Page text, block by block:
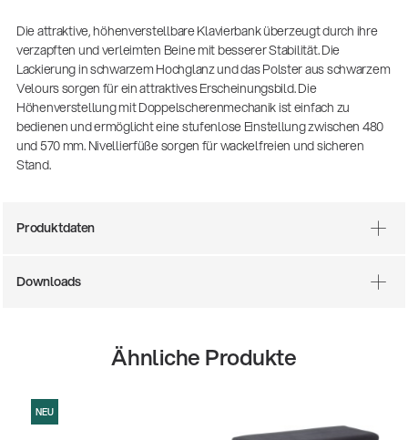
14766-000-55
Die attraktive, höhenverstellbare Klavierbank überzeugt durch ihre
verzapften und verleimten Beine mit besserer Stabilität. Die
Lackierung in schwarzem Hochglanz und das Polster aus schwarzem
Velours sorgen für ein attraktives Erscheinungsbild. Die
Höhenverstellung mit Doppelscherenmechanik ist einfach zu
bedienen und ermöglicht eine stufenlose Einstellung zwischen 480
und 570 mm. Nivellierfüße sorgen für wackelfreien und sicheren
Stand.
Produktdaten
Downloads
Ähnliche Produkte
NEU